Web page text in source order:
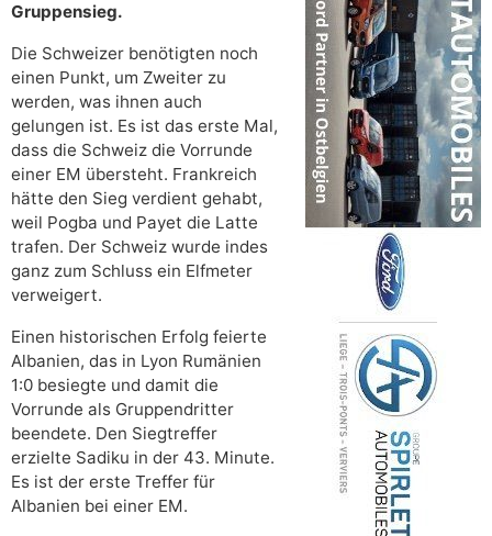
Gruppensieg.
Die Schweizer benötigten noch
einen Punkt, um Zweiter zu
werden, was ihnen auch
gelungen ist. Es ist das erste Mal,
dass die Schweiz die Vorrunde
einer EM übersteht. Frankreich
hätte den Sieg verdient gehabt,
weil Pogba und Payet die Latte
trafen. Der Schweiz wurde indes
ganz zum Schluss ein Elfmeter
verweigert.
Einen historischen Erfolg feierte
Albanien, das in Lyon Rumänien
1:0 besiegte und damit die
Vorrunde als Gruppendritter
beendete. Den Siegtreffer
erzielte Sadiku in der 43. Minute.
Es ist der erste Treffer für
Albanien bei einer EM.